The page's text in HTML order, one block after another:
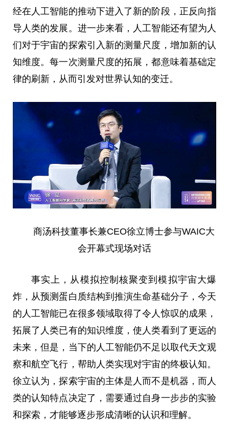
经在人工智能的推动下进入了新的阶段，正反向指
导人类的发展。进一步来看，人工智能还有望为人
们对于宇宙的探索引入新的测量尺度，增加新的认
知维度。每一次测量尺度的拓展，都意味着基础定
律的刷新，从而引发对世界认知的变迁。
商汤科技董事长兼CEO徐立博士参与WAIC大
会开幕式现场对话
事实上，从模拟控制核聚变到模拟宇宙大爆
炸，从预测蛋白质结构到推演生命基础分子，今天
的人工智能已在很多领域取得了令人惊叹的成果，
拓展了人类已有的知识维度，使人类看到了更远的
未来，但是，当下的人工智能仍不足以取代天文观
察和航空飞行，帮助人类实现对宇宙的终极认知。
徐立认为，探索宇宙的主体是人而不是机器，而人
类的认知特点决定了，需要通过自身一步步的实验
和探索，才能够逐步形成清晰的认识和理解。